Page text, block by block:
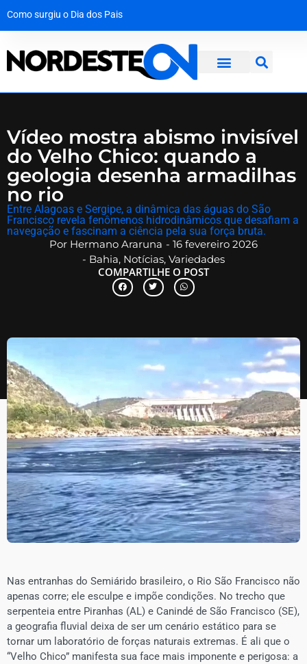
Como surgiu o Dia dos Pais
Vídeo mostra abismo invisível
do Velho Chico: quando a
geologia desenha armadilhas
no rio
​Entre Alagoas e Sergipe, a dinâmica das águas do São
Francisco revela fenômenos hidrodinâmicos que desafiam a
navegação e fascinam a ciência pela sua força bruta.
Por Hermano Araruna - 16 fevereiro 2026
- Bahia, Notícias, Variedades
COMPARTILHE O POST
​Nas entranhas do Semiárido brasileiro, o Rio São Francisco não
apenas corre; ele esculpe e impõe condições. No trecho que
serpenteia entre Piranhas (AL) e Canindé de São Francisco (SE),
a geografia fluvial deixa de ser um cenário estático para se
tornar um laboratório de forças naturais extremas. É ali que o
“Velho Chico” manifesta sua face mais imponente e perigosa: a